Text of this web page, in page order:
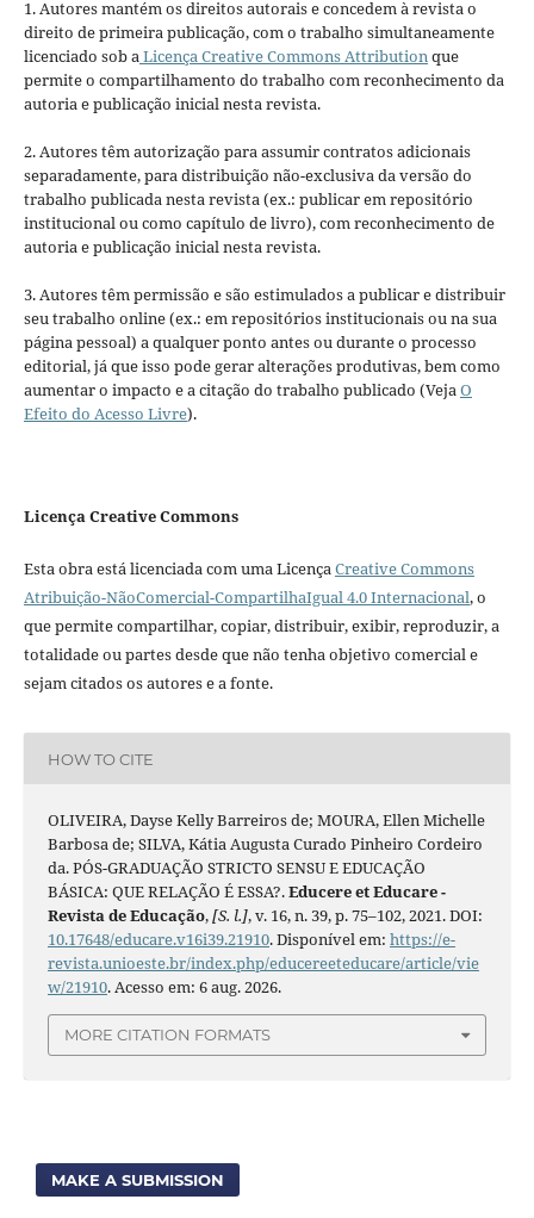
1. Autores mantém os direitos autorais e concedem à revista o
direito de primeira publicação, com o trabalho simultaneamente
licenciado sob aLicença Creative Commons Attributionque
permite o compartilhamento do trabalho com reconhecimento da
autoria e publicação inicial nesta revista.
2. Autores têm autorização para assumir contratos adicionais
separadamente, para distribuição não-exclusiva da versão do
trabalho publicada nesta revista (ex.: publicar em repositório
institucional ou como capítulo de livro), com reconhecimento de
autoria e publicação inicial nesta revista.
3. Autores têm permissão e são estimulados a publicar e distribuir
seu trabalho online (ex.: em repositórios institucionais ou na sua
página pessoal) a qualquer ponto antes ou durante o processo
editorial, já que isso pode gerar alterações produtivas, bem como
aumentar o impacto e a citação do trabalho publicado (VejaO
Efeito do Acesso Livre).
Licença Creative Commons
Esta obra está licenciada com uma LicençaCreative Commons
Atribuição-NãoComercial-CompartilhaIgual 4.0 Internacional, o
que permite compartilhar, copiar, distribuir, exibir, reproduzir, a
totalidade ou partes desde que não tenha objetivo comercial e
sejam citados os autores e a fonte.
HOW TO CITE
OLIVEIRA, Dayse Kelly Barreiros de; MOURA, Ellen Michelle
Barbosa de; SILVA, Kátia Augusta Curado Pinheiro Cordeiro
da. PÓS-GRADUAÇÃO STRICTO SENSU E EDUCAÇÃO
BÁSICA: QUE RELAÇÃO É ESSA?.Educere et Educare -
Revista de Educação,[S. l.], v. 16, n. 39, p. 75–102, 2021. DOI:
10.17648/educare.v16i39.21910. Disponível em: https://e-
revista.unioeste.br/index.php/educereeteducare/article/vie
w/21910. Acesso em: 6 aug. 2026.
MORE CITATION FORMATS
MAKE A SUBMISSION